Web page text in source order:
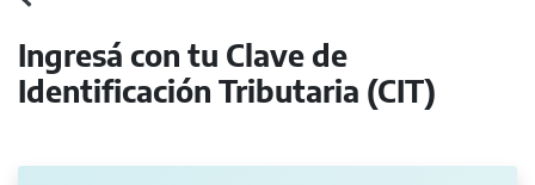
Ingresá con tu Clave de
Identificación Tributaria (CIT)